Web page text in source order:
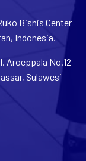
Bisnis Center
Indonesia.
Sulawesi